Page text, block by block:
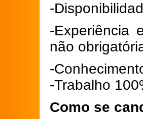
-
-Experiência
não
-
-Trabalho
Como se